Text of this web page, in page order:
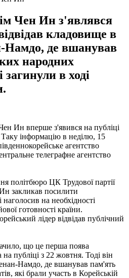
Чен Ин з'являвся
кладовище в
Намдо, де вшанував
народних
загинули в ході
Ин вперше з'явився на публіці
Таку інформацію в неділю, 15
агентство
телеграфне агентство
політбюро ЦК Трудової партії
закликав посилити
на необхідності
готовності країни.
лідер відвідав публічний
що це перша поява
на публіці з 22 жовтня. Тоді він
Намдо, де вшанував пам'ять
які брали участь в Корейській